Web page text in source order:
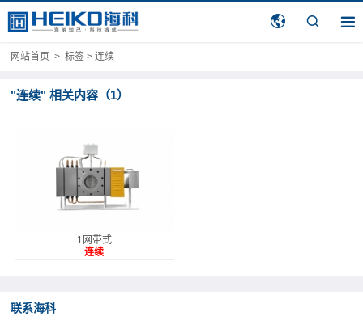
网站首页 >标签 > 连续
"连续" 相关内容（1）
1网带式
连续
联系海科